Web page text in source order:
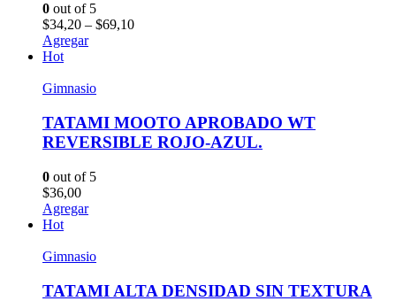
0 out of 5
$34,20 – $69,10
Agregar
Hot
Gimnasio
TATAMI MOOTO APROBADO WT
REVERSIBLE ROJO-AZUL.
0 out of 5
$36,00
Agregar
Hot
Gimnasio
TATAMI ALTA DENSIDAD SIN TEXTURA